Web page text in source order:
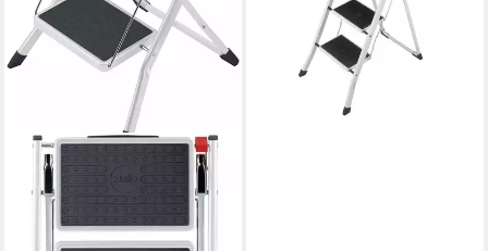
UVP 49,99 €
in 2-3 Werktagen bei dir